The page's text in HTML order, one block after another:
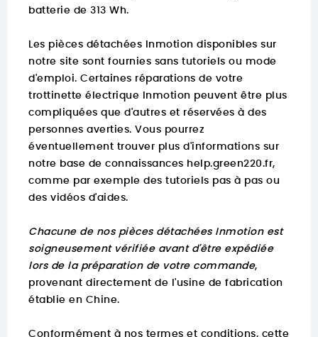
batterie de 313 Wh.
Les pièces détachées Inmotion disponibles sur
notre site sont fournies sans tutoriels ou mode
d'emploi. Certaines réparations de votre
trottinette électrique Inmotion peuvent être plus
compliquées que d'autres et réservées à des
personnes averties. Vous pourrez
éventuellement trouver plus d'informations sur
notre base de connaissances help.green220.fr,
comme par exemple des tutoriels pas à pas ou
des vidéos d'aides.
Chacune de nos pièces détachées Inmotion est
soigneusement vérifiée avant d'être expédiée
lors de la préparation de votre commande,
provenant directement de l'usine de fabrication
établie en Chine.
Conformément à nos termes et conditions, cette